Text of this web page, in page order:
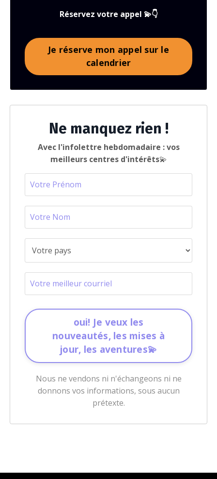
Réservez votre appel 💫👇
Je réserve mon appel sur le
calendrier
Ne manquez rien !
Avec l'infolettre hebdomadaire : vos
meilleurs centres d'intérêts💫
oui! Je veux les
nouveautés, les mises à
jour, les aventures💫
Nous ne vendons ni n'échangeons ni ne
donnons vos informations, sous aucun
prétexte.